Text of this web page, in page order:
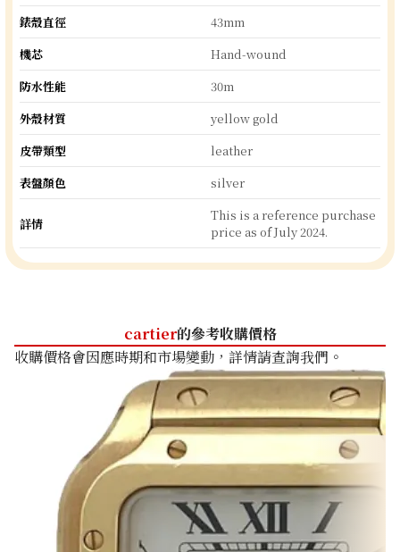
錶殼直徑
43mm
機芯
Hand-wound
防水性能
30m
外殼材質
yellow gold
皮帶類型
leather
表盤顏色
silver
詳情
This is a reference purchase
price as of July 2024.
cartier的參考收購價格
收購價格會因應時期和市場變動，詳情請查詢我們。